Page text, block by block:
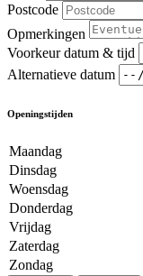
Postcode
Opmerkingen
Voorkeur datum & tijd
Alternatieve datum
Openingstijden
Maandag
Dinsdag
Woensdag
Donderdag
Vrijdag
Zaterdag
Zondag